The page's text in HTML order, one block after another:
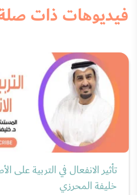
فيديوهات ذات
تأثير الانفعال في التربية على
خليفة المحرزي